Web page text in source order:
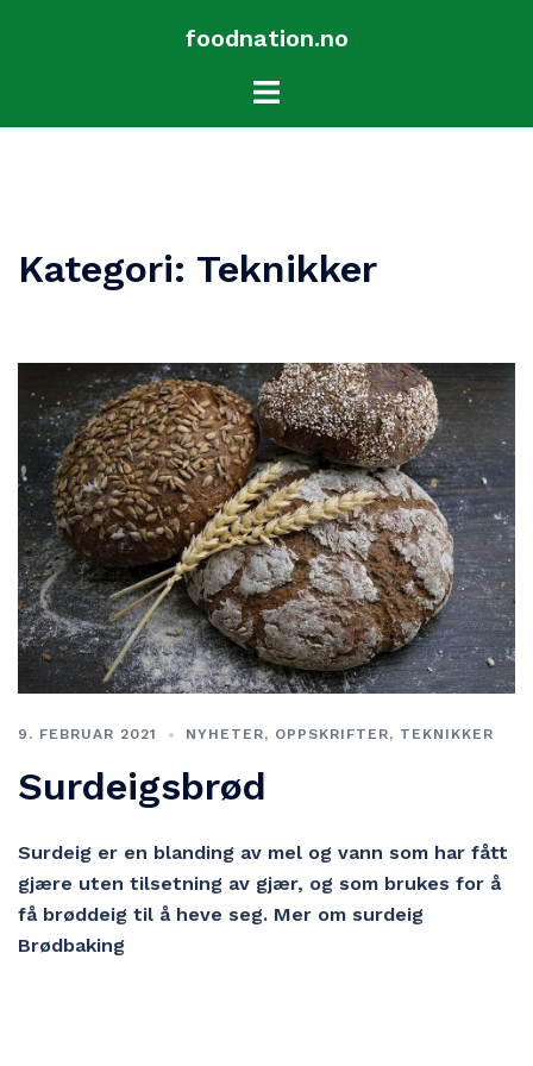
foodnation.no
Toggle
Kategori: Teknikker
9. FEBRUAR 2021 NYHETER, OPPSKRIFTER, TEKNIKKER
Surdeigsbrød
Surdeig er en blanding av mel og vann som har fått
gjære uten tilsetning av gjær, og som brukes for å
få brøddeig til å heve seg. Mer om surdeig
Brødbaking